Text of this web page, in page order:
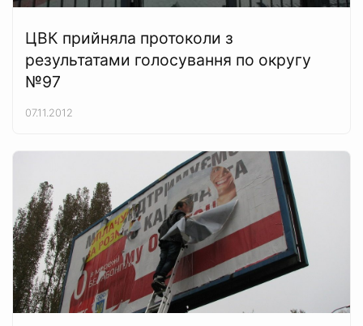
ЦВК прийняла протоколи з
результатами голосування по округу
№97
07.11.2012